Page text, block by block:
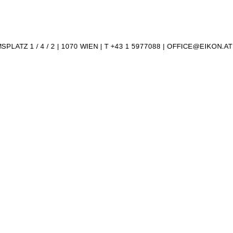
1 / 4 / 2 | 1070 WIEN | T +43 1 5977088 | OFFICE@EIKON.AT